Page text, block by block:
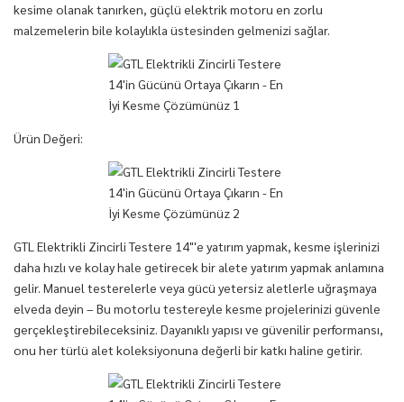
kesime olanak tanırken, güçlü elektrik motoru en zorlu
malzemelerin bile kolaylıkla üstesinden gelmenizi sağlar.
Ürün Değeri:
GTL Elektrikli Zincirli Testere 14"'e yatırım yapmak, kesme işlerinizi
daha hızlı ve kolay hale getirecek bir alete yatırım yapmak anlamına
gelir. Manuel testerelerle veya gücü yetersiz aletlerle uğraşmaya
elveda deyin – Bu motorlu testereyle kesme projelerinizi güvenle
gerçekleştirebileceksiniz. Dayanıklı yapısı ve güvenilir performansı,
onu her türlü alet koleksiyonuna değerli bir katkı haline getirir.